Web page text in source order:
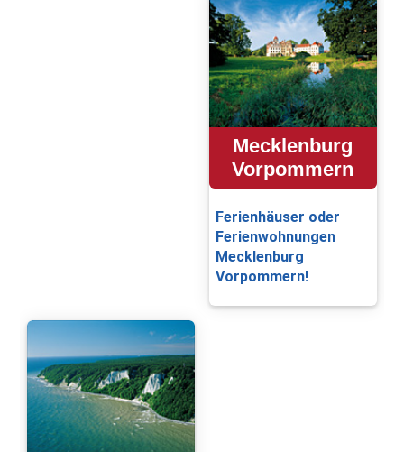
Mecklenburg
Vorpommern
Ferienhäuser oder
Ferienwohnungen
Mecklenburg
Vorpommern!